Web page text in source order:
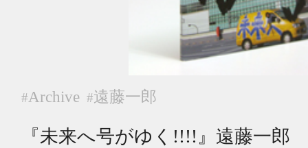
#Archive #遠藤一郎
『未来へ号がゆく!!!!』遠藤一郎